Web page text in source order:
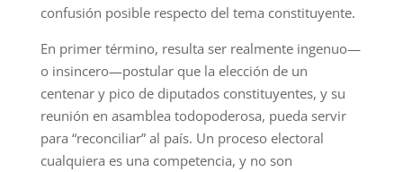
confusión posible respecto del tema constituyente.
En primer término, resulta ser realmente ingenuo—
o insincero—postular que la elección de un
centenar y pico de diputados constituyentes, y su
reunión en asamblea todopoderosa, pueda servir
para “reconciliar” al país. Un proceso electoral
cualquiera es una competencia, y no son